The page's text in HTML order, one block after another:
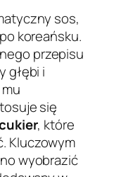
sos,
koreańsku.
przepisu
głębi i
się
, które
Kluczowym
wyobrazić